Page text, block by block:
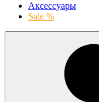
Аксессуары
Sale %